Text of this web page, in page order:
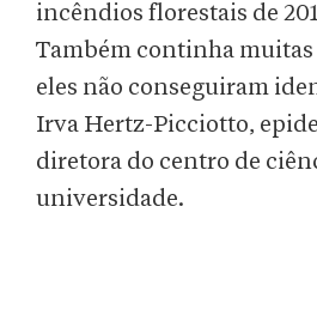
incêndios florestais de
Também continha muitas
eles não conseguiram
Irva Hertz-Picciotto,
diretora do centro de
universidade.